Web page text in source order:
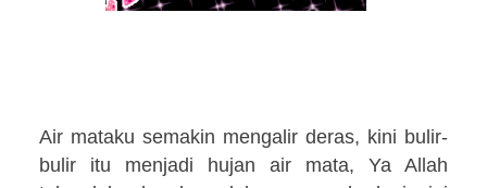
Air mataku semakin mengalir deras, kini bulir-
bulir itu menjadi hujan air mata,
Ya Allah